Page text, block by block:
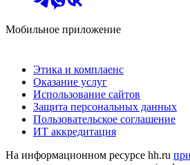
Мобильное приложение
Этика и комплаенс
Оказание услуг
Использование сайтов
Защита персональных данных
Пользовательское соглашение
ИТ аккредитация
На информационном ресурсе hh.ru